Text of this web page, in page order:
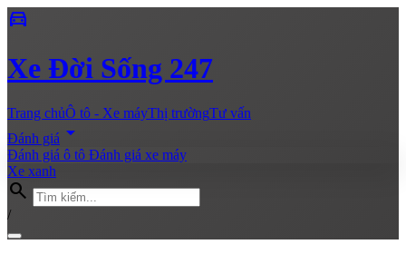
directions_car
Xe Đời Sống 247
Trang chủÔ tô - Xe máyThị trườngTư vấn
Đánh giá arrow_drop_down
Đánh giá ô tô Đánh giá xe máy
Xe xanh
search
/